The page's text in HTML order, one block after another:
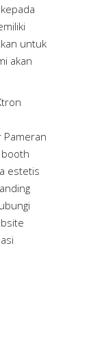
untuk
akan
Pameran
estetis